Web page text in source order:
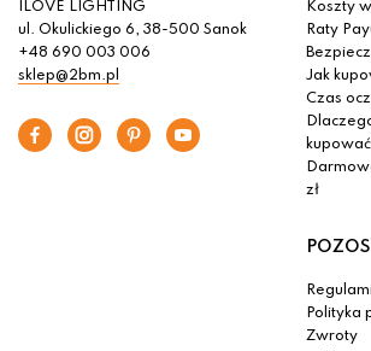
ILOVE LIGHTING
ul. Okulickiego 6, 38-500 Sanok
+48 690 003 006
sklep@2bm.pl
Koszty
Raty
Jak
Czas
kupować
zł
Polityka
Zwroty